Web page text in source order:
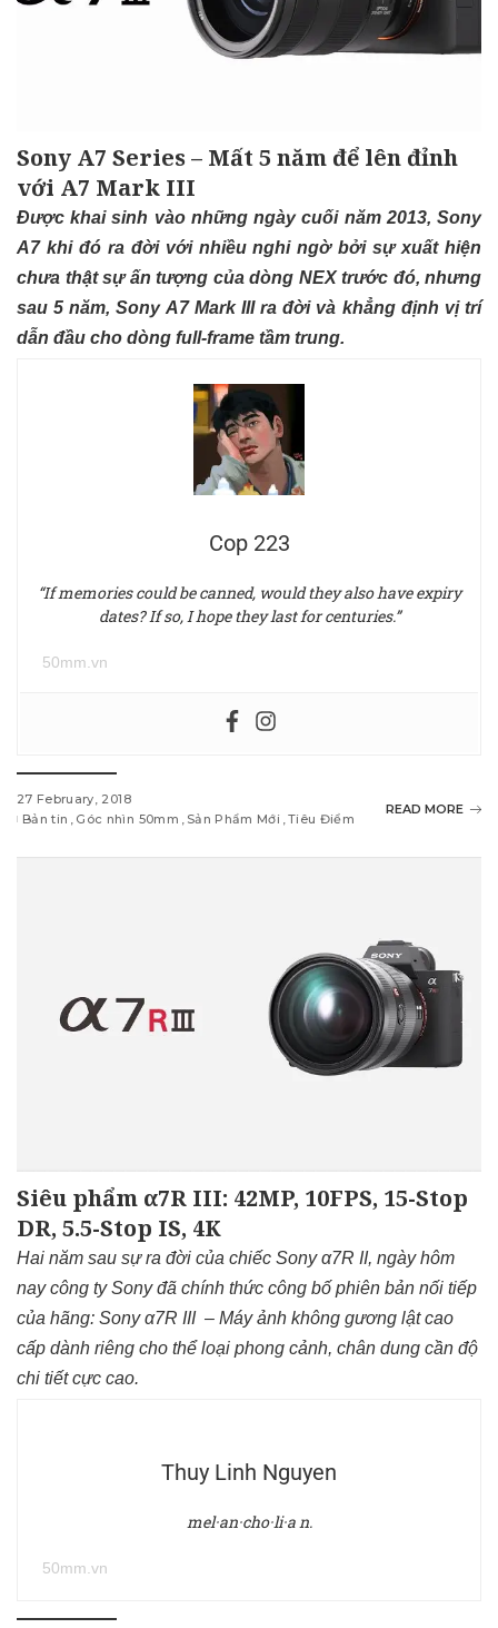
Sony A7 Series – Mất 5 năm để lên đỉnh
với A7 Mark III
Được khai sinh vào những ngày cuối năm 2013, Sony
A7 khi đó ra đời với nhiều nghi ngờ bởi sự xuất hiện
chưa thật sự ấn tượng của dòng NEX trước đó, nhưng
sau 5 năm, Sony A7 Mark III ra đời và khẳng định vị trí
dẫn đầu cho dòng full-frame tầm trung.
Cop 223
“If memories could be canned, would they also have expiry
dates? If so, I hope they last for centuries.”
50mm.vn
27 February, 2018
Bản tin
Góc nhìn 50mm Sản Phẩm Mới Tiêu Điểm
READ MORE
Siêu phẩm α7R III: 42MP, 10FPS, 15-Stop
DR, 5.5-Stop IS, 4K
Hai năm sau sự ra đời của chiếc Sony α7R II, ngày hôm
nay công ty Sony đã chính thức công bố phiên bản nối tiếp
của hãng: Sony α7R III – Máy ảnh không gương lật cao
cấp dành riêng cho thể loại phong cảnh, chân dung cần độ
chi tiết cực cao.
Thuy Linh Nguyen
mel·an·cho·li·a n.
50mm.vn